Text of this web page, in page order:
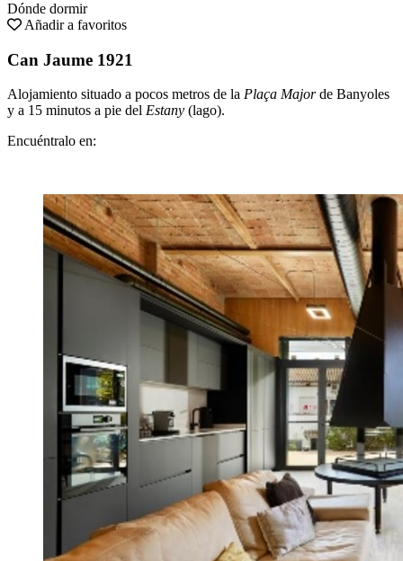
Dónde dormir
Añadir a favoritos
Can Jaume 1921
Alojamiento situado a pocos metros de la Plaça Majorde Banyoles
y a 15 minutos a pie del Estany (lago).
Encuéntralo en: